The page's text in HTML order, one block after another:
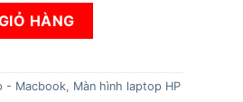
HÀNG
- Macbook Màn hình laptop HP